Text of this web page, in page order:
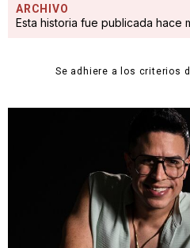
ARCHIVO
Esta historia fue publicada hace
Se adhiere a los criterios